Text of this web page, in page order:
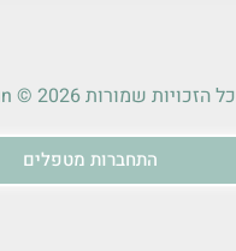
כל הזכויות שמורות 2026 © CogFun
התחברות מטפלים